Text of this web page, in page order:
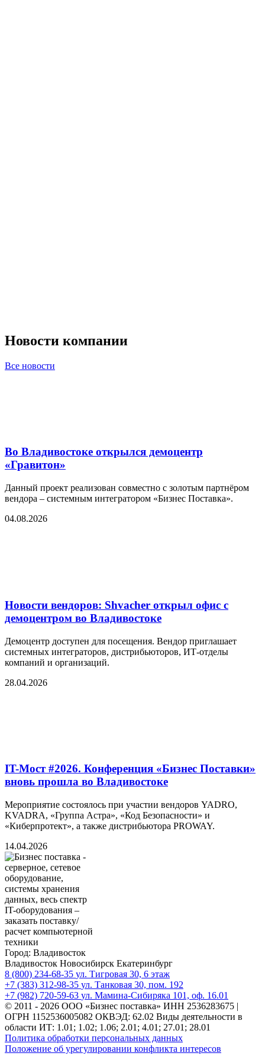
Новости компании
Все новости
Во Владивостоке открылся демоцентр
«Гравитон»
Данный проект реализован совместно с золотым партнёром
вендора – системным интегратором «Бизнес Поставка».
04.08.2026
Новости вендоров: Shvacher открыл офис с
демоцентром во Владивостоке
Демоцентр доступен для посещения. Вендор приглашает
системных интеграторов, дистрибьюторов, ИТ-отделы
компаний и организаций.
28.04.2026
IT-Мост #2026. Конференция «Бизнес Поставки»
вновь прошла во Владивостоке
Мероприятие состоялось при участии вендоров YADRO,
KVADRA, «Группа Астра», «Код Безопасности» и
«Киберпротект», а также дистрибьютора PROWAY.
14.04.2026
Город: Владивосток
Владивосток Новосибирск Екатеринбург
8 (800) 234-68-35 ул. Тигровая 30, 6 этаж
+7 (383) 312-98-35 ул. Танковая 30, пом. 192
+7 (982) 720-59-63 ул. Мамина-Сибиряка 101, оф. 16.01
© 2011 - 2026 ООО «Бизнес поставка» ИНН 2536283675 |
ОГРН 1152536005082 ОКВЭД: 62.02 Виды деятельности в
области ИТ: 1.01; 1.02; 1.06; 2.01; 4.01; 27.01; 28.01
Политика обработки персональных данных
Положение об урегулировании конфликта интересов